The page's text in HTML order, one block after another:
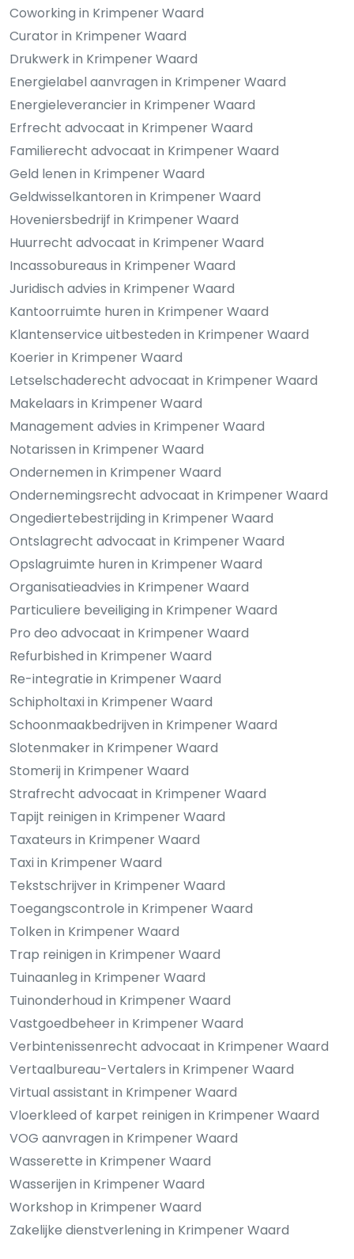
Coworking in Krimpener Waard
Curator in Krimpener Waard
Drukwerk in Krimpener Waard
Energielabel aanvragen in Krimpener Waard
Energieleverancier in Krimpener Waard
Erfrecht advocaat in Krimpener Waard
Familierecht advocaat in Krimpener Waard
Geld lenen in Krimpener Waard
Geldwisselkantoren in Krimpener Waard
Hoveniersbedrijf in Krimpener Waard
Huurrecht advocaat in Krimpener Waard
Incassobureaus in Krimpener Waard
Juridisch advies in Krimpener Waard
Kantoorruimte huren in Krimpener Waard
Klantenservice uitbesteden in Krimpener Waard
Koerier in Krimpener Waard
Letselschaderecht advocaat in Krimpener Waard
Makelaars in Krimpener Waard
Management advies in Krimpener Waard
Notarissen in Krimpener Waard
Ondernemen in Krimpener Waard
Ondernemingsrecht advocaat in Krimpener Waard
Ongediertebestrijding in Krimpener Waard
Ontslagrecht advocaat in Krimpener Waard
Opslagruimte huren in Krimpener Waard
Organisatieadvies in Krimpener Waard
Particuliere beveiliging in Krimpener Waard
Pro deo advocaat in Krimpener Waard
Refurbished in Krimpener Waard
Re-integratie in Krimpener Waard
Schipholtaxi in Krimpener Waard
Schoonmaakbedrijven in Krimpener Waard
Slotenmaker in Krimpener Waard
Stomerij in Krimpener Waard
Strafrecht advocaat in Krimpener Waard
Tapijt reinigen in Krimpener Waard
Taxateurs in Krimpener Waard
Taxi in Krimpener Waard
Tekstschrijver in Krimpener Waard
Toegangscontrole in Krimpener Waard
Tolken in Krimpener Waard
Trap reinigen in Krimpener Waard
Tuinaanleg in Krimpener Waard
Tuinonderhoud in Krimpener Waard
Vastgoedbeheer in Krimpener Waard
Verbintenissenrecht advocaat in Krimpener Waard
Vertaalbureau-Vertalers in Krimpener Waard
Virtual assistant in Krimpener Waard
Vloerkleed of karpet reinigen in Krimpener Waard
VOG aanvragen in Krimpener Waard
Wasserette in Krimpener Waard
Wasserijen in Krimpener Waard
Workshop in Krimpener Waard
Zakelijke dienstverlening in Krimpener Waard